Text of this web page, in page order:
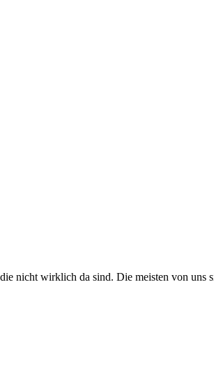
nicht wirklich da sind. Die meisten von uns